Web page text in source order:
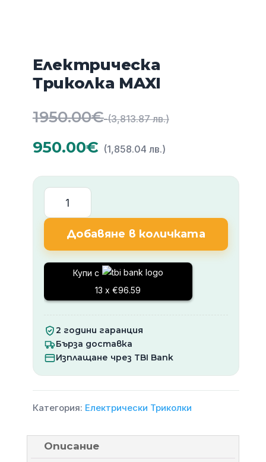
Електрическа
Триколка MAXI
1950.00€ (3,813.87 лв.)
(3,813.87
лв.).
950.00€ (1,858.04 лв.)Текущата
950.00€
(1,858.04
количество
за
Електрическа
Триколка
MAXI
Добавяне в количката
Купи с
13 x €96.59
2 години гаранция
Бърза доставка
Изплащане чрез TBI Bank
Категория: Електрически Триколки
Описание